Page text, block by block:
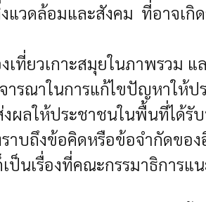
วดล้อมและสังคม ที่อาจเกิ
ที่ยวเกาะสมุยในภาพรวม
ารณาในการแก้ไขปัญหาใ
ลให้ประชาชนในพื้นที่ได้รั
าบถึงข้อคิดหรือข้อจำกัดข
เรื่องที่คณะกรรมาธิการแ